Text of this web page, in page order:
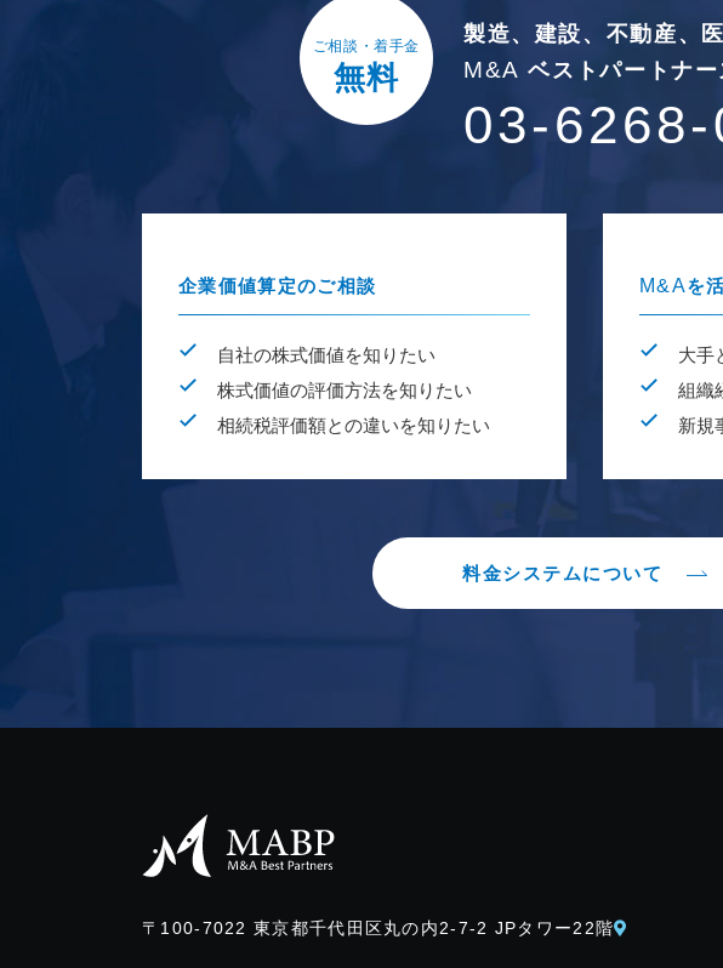
ご相談・着手金
無料
製造、建設、不動産、
M&A ベストパートナー
03-6268-
企業価値算定のご相談
自社の株式価値を知りたい
株式価値の評価方法を知りたい
相続税評価額との違いを知りたい
M&Aを
大手
組織
新規
料金システムについて
〒100-7022東京都千代田区丸の内2-7-2 JPタワー22階